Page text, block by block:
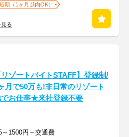
期（1ヶ月以内OK）
る
リゾートバイトSTAFF】登録制/
月で50万も!非日常のリゾート
お仕事★来社登録不要
～1500円＋交通費